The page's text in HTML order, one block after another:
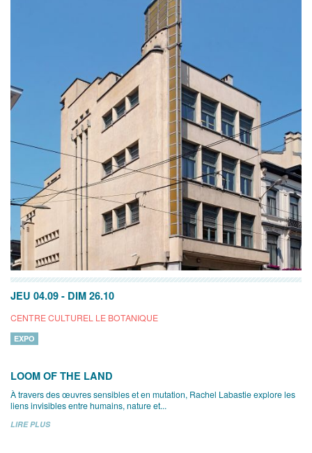
JEU 04.09 - DIM 26.10
CENTRE CULTUREL LE BOTANIQUE
EXPO
LOOM OF THE LAND
À travers des œuvres sensibles et en mutation, Rachel Labastie explore les
liens invisibles entre humains, nature et...
LIRE PLUS